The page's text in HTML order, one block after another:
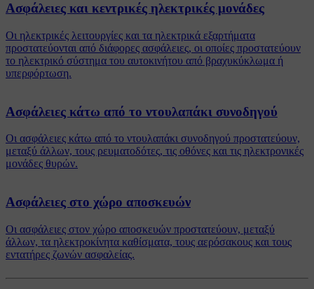
Ασφάλειες και κεντρικές ηλεκτρικές μονάδες
Οι ηλεκτρικές λειτουργίες και τα ηλεκτρικά εξαρτήματα
προστατεύονται από διάφορες ασφάλειες, οι οποίες προστατεύουν
το ηλεκτρικό σύστημα του αυτοκινήτου από βραχυκύκλωμα ή
υπερφόρτωση.
Ασφάλειες κάτω από το ντουλαπάκι συνοδηγού
Οι ασφάλειες κάτω από το ντουλαπάκι συνοδηγού προστατεύουν,
μεταξύ άλλων, τους ρευματοδότες, τις οθόνες και τις ηλεκτρονικές
μονάδες θυρών.
Ασφάλειες στο χώρο αποσκευών
Οι ασφάλειες στον χώρο αποσκευών προστατεύουν, μεταξύ
άλλων, τα ηλεκτροκίνητα καθίσματα, τους αερόσακους και τους
εντατήρες ζωνών ασφαλείας.